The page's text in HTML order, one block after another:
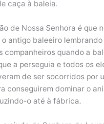
caça à baleia.
de Nossa Senhora é que
o antigo baleeiro
companheiros quando a
a perseguia e todos os
de ser socorridos por
conseguirem dominar o
o até à fábrica.